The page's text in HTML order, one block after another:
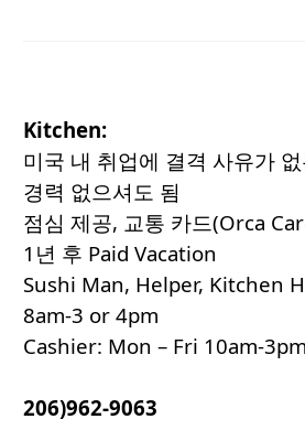
Kitchen:
미국 내 취업에 결격 사유가
경력 없으셔도 됨
점심 제공, 교통 카드(Orca
1년 후 Paid Vacation
Sushi Man, Helper, Kitchen
8am-3 or 4pm
Cashier: Mon – Fri 10am-3pm
206)962-9063